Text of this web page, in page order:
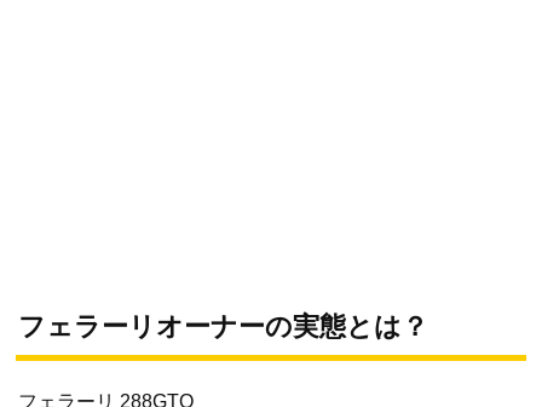
フェラーリオーナーの実態とは？
フェラーリ 288GTO